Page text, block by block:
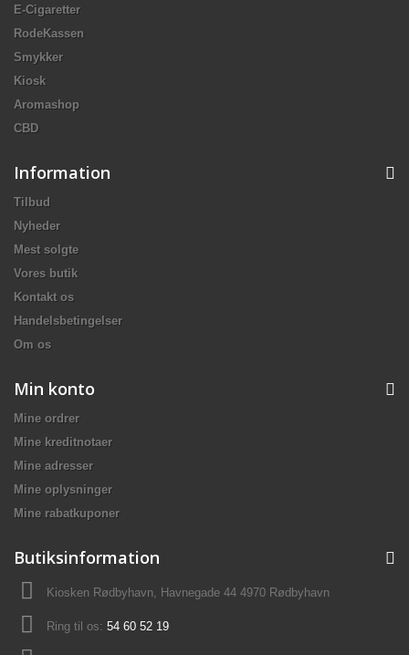
E-Cigaretter
RodeKassen
Smykker
Kiosk
Aromashop
CBD
Information
Tilbud
Nyheder
Mest solgte
Vores butik
Kontakt os
Handelsbetingelser
Om os
Min konto
Mine ordrer
Mine kreditnotaer
Mine adresser
Mine oplysninger
Mine rabatkuponer
Butiksinformation
Kiosken Rødbyhavn, Havnegade 44 4970 Rødbyhavn
Ring til os: 54 60 52 19